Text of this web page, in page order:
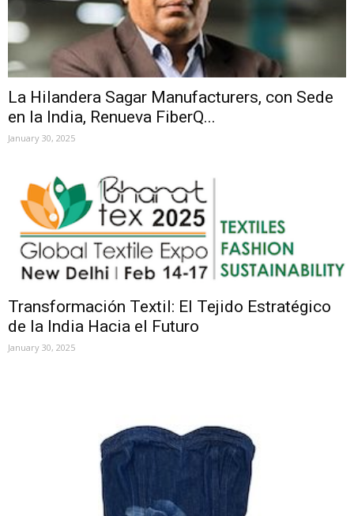
La Hilandera Sagar Manufacturers, con Sede
en la India, Renueva FiberQ...
January 30, 2025
Transformación Textil: El Tejido Estratégico
de la India Hacia el Futuro
January 30, 2025